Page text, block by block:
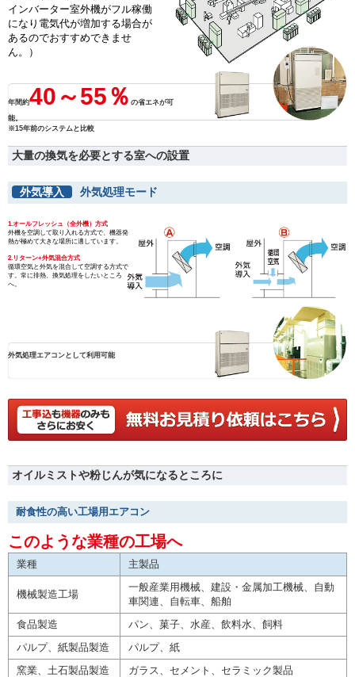
インバーター室外機がフル稼働
になり電気代が増加する場合が
あるのでおすすめできませ
ん。）
年間約40～55％ の省エネが可
能。
※15年前のシステムと比較
大量の換気を必要とする室への設置
外気導入 外気処理モード
1.オールフレッシュ（全外機）方式
外機を空調して取り入れる方式で、機器発
熱が極めて大きな場所に適しています。
2.リターン+外気混合方式
循環空気と外気を混合して空調する方式で
す。常に排熱、換気処理をしたいところ
へ。
外気処理エアコンとして利用可能
オイルミストや粉じんが気になるところに
耐食性の高い工場用エアコン
このような業種の工場へ
業種 主製品
機械製造工場
一般産業用機械、建設・金属加工機械、自動
車関連、自転車、船舶
食品製造
パン、菓子、水産、飲料水、飼料
パルプ、紙製品製造
パルプ、紙
窯業、土石製品製造
ガラス、セメント、セラミック製品